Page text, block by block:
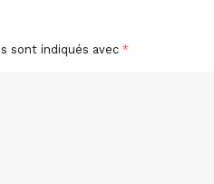
sont indiqués avec *